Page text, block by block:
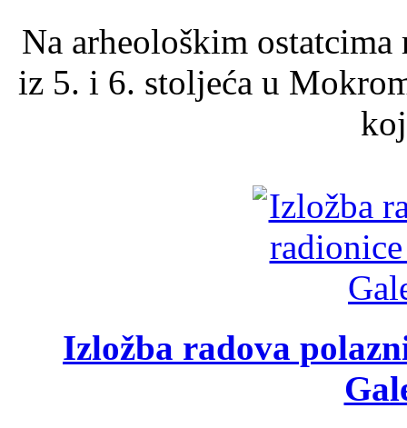
Na arheološkim
iz 5. i 6. stoljeća u
Izložba radova